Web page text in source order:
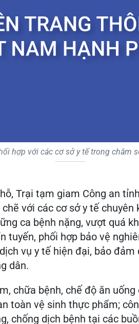
hợp với các cơ sở y tế trong chăm
với các cơ sở y tế chuyên
ca bệnh nặng, vượt quá